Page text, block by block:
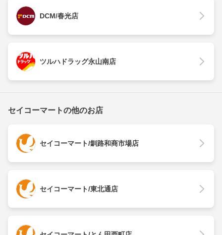
DCM/春光店
ツルハドラッグ永山南店
セイコーマートの他のお店
セイコーマート/釧路和商市場店
セイコーマート/東北通店